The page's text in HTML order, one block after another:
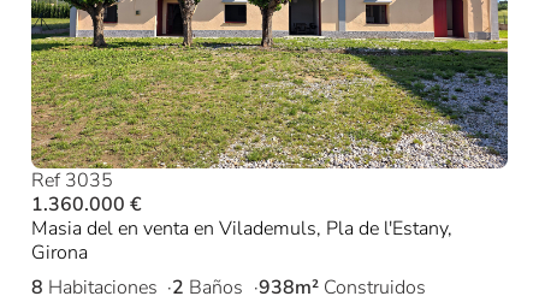
Ref 3035
1.360.000 €
Masia del en venta en Vilademuls, Pla de l'Estany,
Girona
8 Habitaciones 2 Baños 938m² Construidos